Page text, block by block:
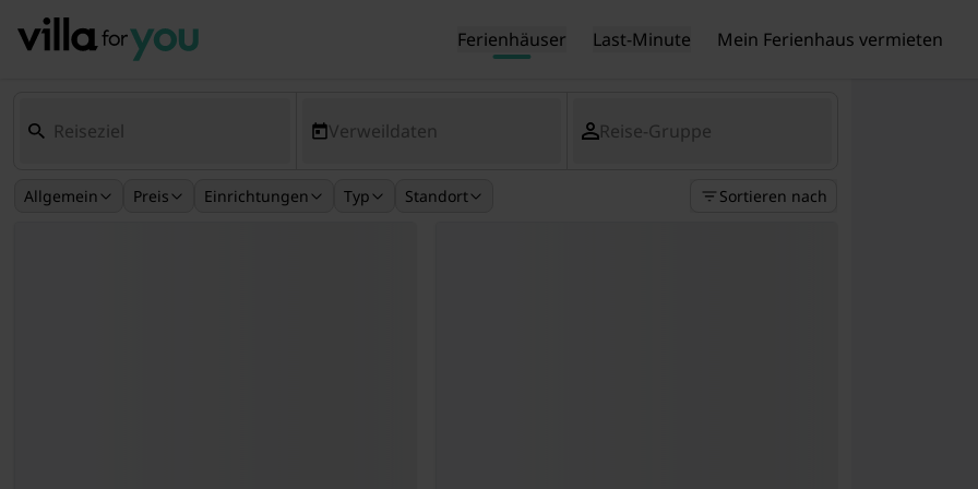
Ferienhäuser Last-Minute Mein Ferienhaus vermieten
Verweildaten Reise-Gruppe
Allgemein Preis Einrichtungen Typ Standort Sortieren nach